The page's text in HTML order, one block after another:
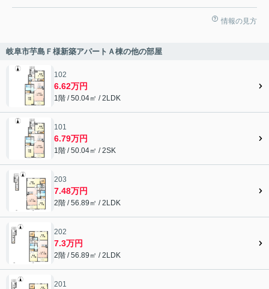
情報の見方
岐阜市芋島Ｆ様新築アパートＡ棟の他の部屋
102
6.62万円
1階 / 50.04㎡ / 2LDK
101
6.79万円
1階 / 50.04㎡ / 2SK
203
7.48万円
2階 / 56.89㎡ / 2LDK
202
7.3万円
2階 / 56.89㎡ / 2LDK
201